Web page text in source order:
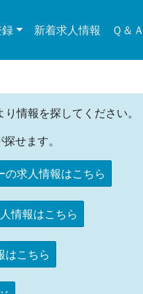
新着求人情報 Ｑ＆Ａ
り情報を探してください。
せます。
の求人情報はこちら
情報はこちら
はこちら